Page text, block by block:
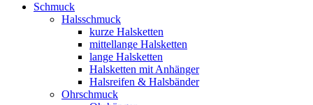
Schmuck
Halsschmuck
kurze Halsketten
mittellange Halsketten
lange Halsketten
Halsketten mit Anhänger
Halsreifen & Halsbänder
Ohrschmuck